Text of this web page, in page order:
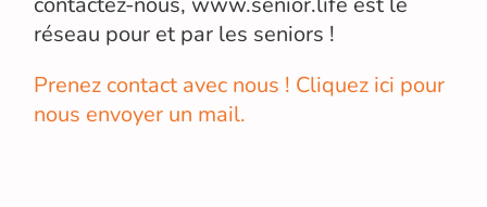
réseau pour et par les seniors !
Prenez contact avec nous ! Cliquez ici pour
nous envoyer un mail.